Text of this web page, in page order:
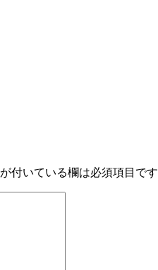
が付いている欄は必須項目です